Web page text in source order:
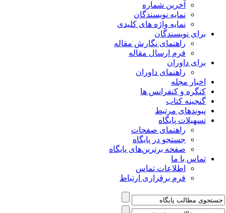
آخرین شماره
نمایه نویسندگان
نمایه واژه های کلیدی
برای نویسندگان
راهنمای نگارش مقاله
فرم ارسال مقاله
برای داوران
راهنمای داوران
اخبار مجله
کنگره و کنفرانس ها
گنجینه کتاب
پیوندهای مرتبط
تسهیلات پایگاه
راهنمای صفحات
جستجو در پایگاه
صفحه برترین‌های پایگاه
تماس با ما
اطلاعات تماس
فرم برقراری ارتباط